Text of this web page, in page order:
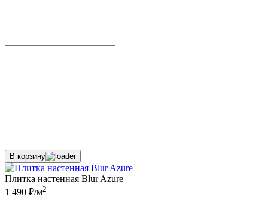
В корзину
Плитка настенная Blur Azure
1 490 ₽/м2